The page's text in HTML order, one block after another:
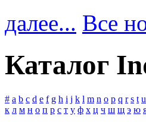
далее... Все
Каталог
# a b c d e f g h i j k l m n o p q r s t u
к л м н о п р с т у ф х ц ч ш щ э ю